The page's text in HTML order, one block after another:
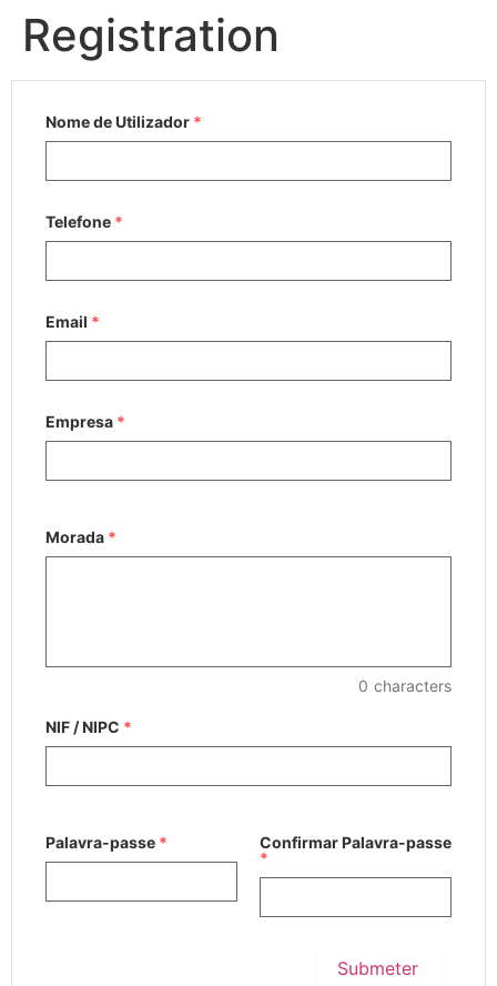
Registration
Nome de Utilizador *
Telefone *
Email *
Empresa *
Morada *
0 characters
NIF / NIPC *
Palavra-passe *
Confirmar Palavra-passe
*
Submeter